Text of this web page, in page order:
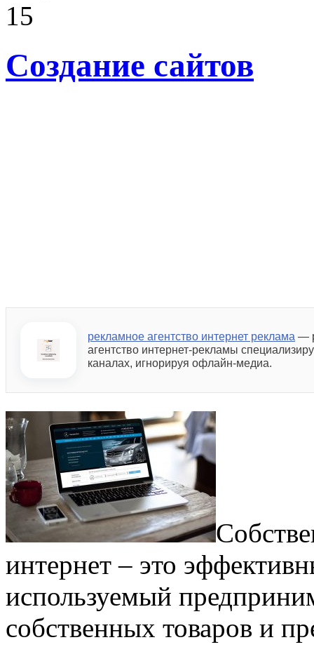
15
Создание сайтов
рекламное агентство интернет реклама —
агентство интернет-рекламы
каналах, игнорируя офлайн-медиа.
интернет – это
используемый
собственных товаров и